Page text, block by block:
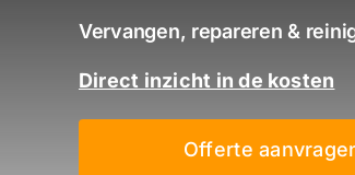
Vervangen, repareren &
Direct inzicht in de kosten
Offerte